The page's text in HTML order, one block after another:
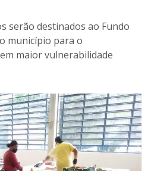
serão destinados ao Fundo
município para o
maior vulnerabilidade